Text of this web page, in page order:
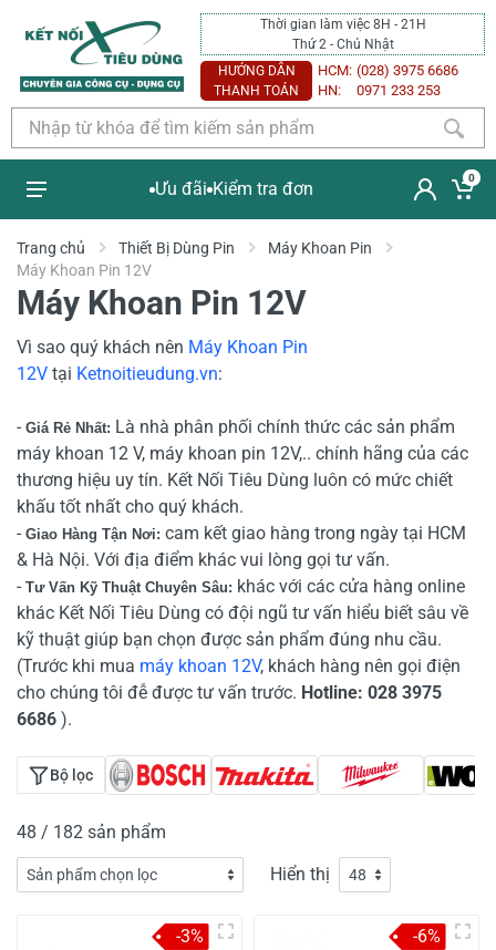
Thời gian làm việc 8H - 21H
Thứ 2 - Chủ Nhật
HƯỚNG DẪN
THANH TOÁN
HCM: (028) 3975 6686
HN:
0971 233 253
Ưu đãi Kiểm tra đơn
0
Trang chủ Thiết Bị Dùng Pin
Máy Khoan Pin
Máy Khoan Pin 12V
Máy Khoan Pin 12V
Vì sao quý khách nên Máy Khoan Pin
12V tại Ketnoitieudung.vn:
- Giá Rẻ Nhất: Là nhà phân phối chính thức các sản phẩm
máy khoan 12 V, máy khoan pin 12V,.. chính hãng của các
thương hiệu uy tín. Kết Nối Tiêu Dùng luôn có mức chiết
khấu tốt nhất cho quý khách.
- Giao Hàng Tận Nơi: cam kết giao hàng trong ngày tại HCM
& Hà Nội. Với địa điểm khác vui lòng gọi tư vấn.
- Tư Vấn Kỹ Thuật Chuyên Sâu: khác với các cửa hàng online
khác Kết Nối Tiêu Dùng có đội ngũ tư vấn hiểu biết sâu về
kỹ thuật giúp bạn chọn được sản phẩm đúng nhu cầu.
(Trước khi mua máy khoan 12V, khách hàng nên gọi điện
cho chúng tôi đễ được tư vấn trước. Hotline: 028 3975
6686 ).
Bộ lọc
48 / 182 sản phẩm
Hiển thị
-3% -6%